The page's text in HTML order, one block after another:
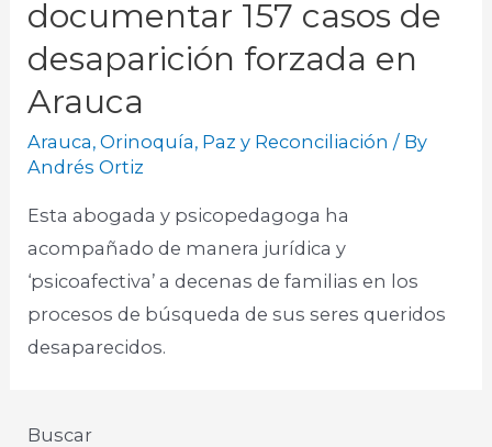
documentar 157 casos de
desaparición forzada en
Arauca
Arauca,Orinoquía, Paz y Reconciliación / By
Andrés Ortiz
Esta abogada y psicopedagoga ha
acompañado de manera jurídica y
‘psicoafectiva’ a decenas de familias en los
procesos de búsqueda de sus seres queridos
desaparecidos.
Buscar